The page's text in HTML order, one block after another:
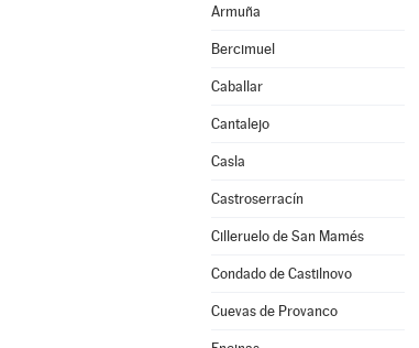
Armuña
Bercimuel
Caballar
Cantalejo
Casla
Castroserracín
Cilleruelo de San Mamés
Condado de Castilnovo
Cuevas de Provanco